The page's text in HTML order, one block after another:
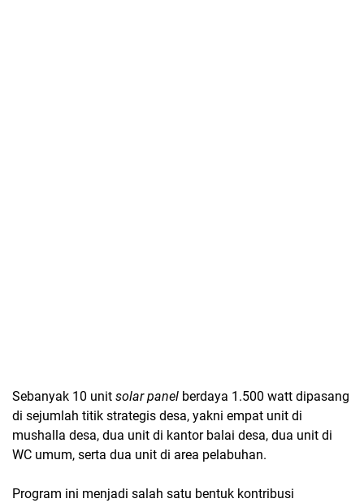
Sebanyak 10 unit solar panel berdaya 1.500 watt dipasang
di sejumlah titik strategis desa, yakni empat unit di
mushalla desa, dua unit di kantor balai desa, dua unit di
WC umum, serta dua unit di area pelabuhan.
Program ini menjadi salah satu bentuk kontribusi